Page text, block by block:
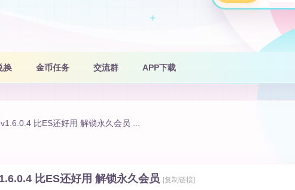
换 金币任务 交流群 APP下载
比ES还好用 解锁永久会员 ...
比ES还好用 解锁永久会员 [复制链接]